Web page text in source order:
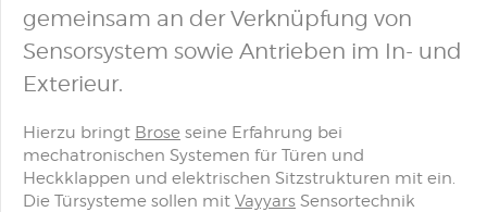
gemeinsam an der Verknüpfung von
Sensorsystem sowie Antrieben im In- und
Exterieur.
Hierzu bringt Brose seine Erfahrung bei
mechatronischen Systemen für Türen und
Heckklappen und elektrischen Sitzstrukturen mit ein.
Die Türsysteme sollen mit Vayyars Sensortechnik